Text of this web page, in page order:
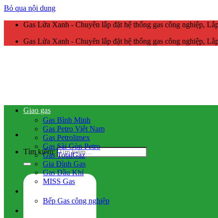
Bỏ qua nội dung
Gas Lửa Xanh - Chuyên lắp đặt hệ thống gas công nghiệp,
Gas Lửa Xanh - Chuyên lắp đặt hệ thống gas công nghiệp,
Tìm kiếm:
Giao gas
Gas Bình Minh
Gas Petro Việt Nam
Gas Petrolimex
Gas Sài Gòn Petro
Gas TotalGaz
Gia Đình Gas
Gas Dầu Khí
MISS Gas
Bếp Gas công nghiệp